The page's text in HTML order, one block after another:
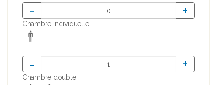
- +
Chambre individuelle
- +
Chambre double